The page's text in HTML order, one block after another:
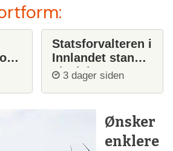
Statsforvalteren i
Innlandet stanser
ulvejakt
3 dager siden
Ønsker
enklere